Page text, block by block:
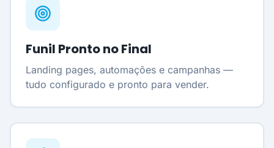
Funil Pronto no Final
Landing pages, automações e campanhas —
tudo configurado e pronto para vender.